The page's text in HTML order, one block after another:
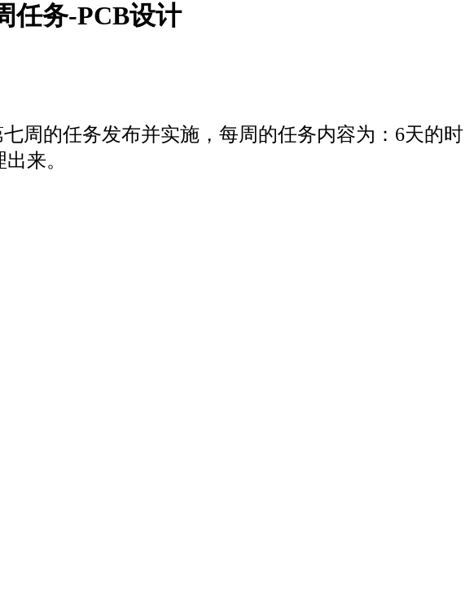
任务-PCB设计
周的任务发布并实施，每周的任务内容为：6天的时
来。